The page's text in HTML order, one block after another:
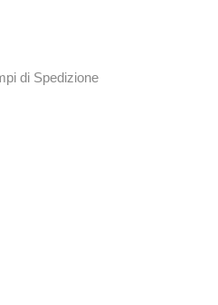
di Spedizione